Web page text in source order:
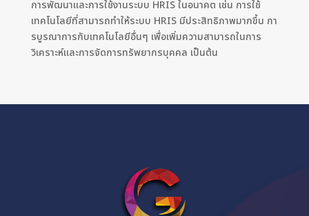
การพัฒนาและการใช้งานระบบ HRIS ในอนาคต เช่น การใช้
เทคโนโลยีที่สามารถทำให้ระบบ HRIS มีประสิทธิภาพมากขึ้น กา
รบูรณาการกับเทคโนโลยีอื่นๆ เพื่อเพิ่มความสามารถในการ
วิเคราะห์และการจัดการทรัพยากรบุคคล เป็นต้น